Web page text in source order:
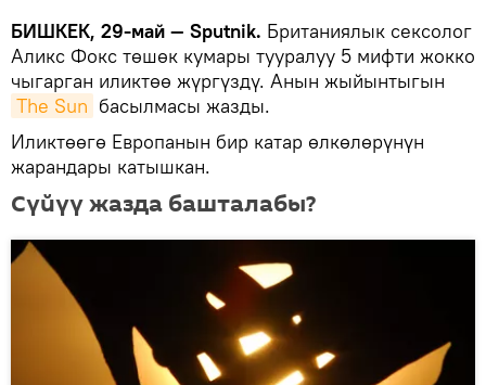
БИШКЕК, 29-май — Sputnik. Британиялык сексолог
Аликс Фокс төшөк кумары тууралуу 5 мифти жокко
чыгарган иликтөө жүргүздү. Анын жыйынтыгын
The Sun басылмасы жазды.
Иликтөөгө Европанын бир катар өлкөлөрүнүн
жарандары катышкан.
Сүйүү жазда башталабы?